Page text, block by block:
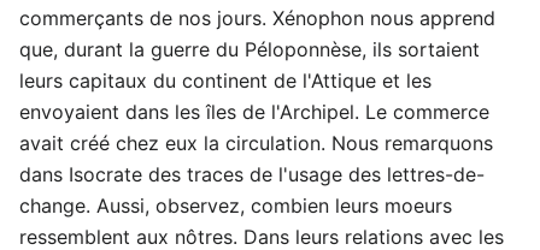
commerçants de nos jours. Xénophon nous apprend
que, durant la guerre du Péloponnèse, ils sortaient
leurs capitaux du continent de l'Attique et les
envoyaient dans les îles de l'Archipel. Le commerce
avait créé chez eux la circulation. Nous remarquons
dans Isocrate des traces de l'usage des lettres-de-
change. Aussi, observez, combien leurs moeurs
ressemblent aux nôtres. Dans leurs relations avec les